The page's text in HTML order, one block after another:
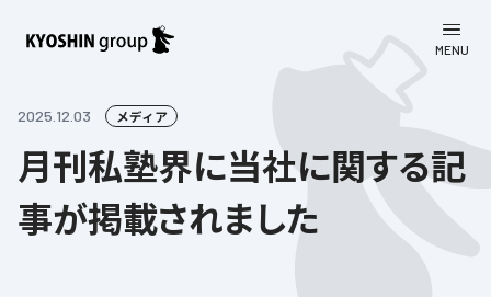
MENU
会社案内
会社案内
事業一覧
2025.12.03 メディア
月刊私塾界に当社に関する記
事が掲載されました